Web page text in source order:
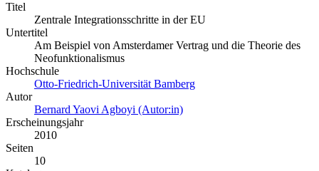
Titel
Zentrale Integrationsschritte in der EU
Untertitel
Am Beispiel von Amsterdamer Vertrag und die Theorie des
Neofunktionalismus
Hochschule
Otto-Friedrich-Universität Bamberg
Autor
Bernard Yaovi Agboyi (Autor:in)
Erscheinungsjahr
2010
Seiten
10